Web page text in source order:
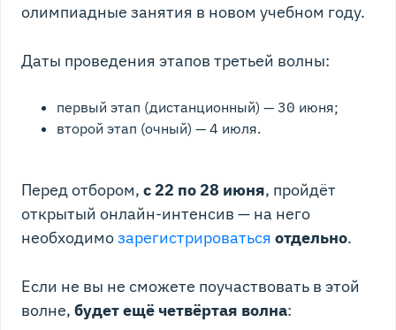
олимпиадные занятия в новом учебном году.
Даты проведения этапов третьей волны:
первый этап (дистанционный) — 30 июня;
второй этап (очный) — 4 июля.
Перед отбором, с 22 по 28 июня, пройдёт
открытый онлайн-интенсив — на него
необходимозарегистрироваться отдельно.
Если не вы не сможете поучаствовать в этой
волне, будет ещё четвёртая волна: